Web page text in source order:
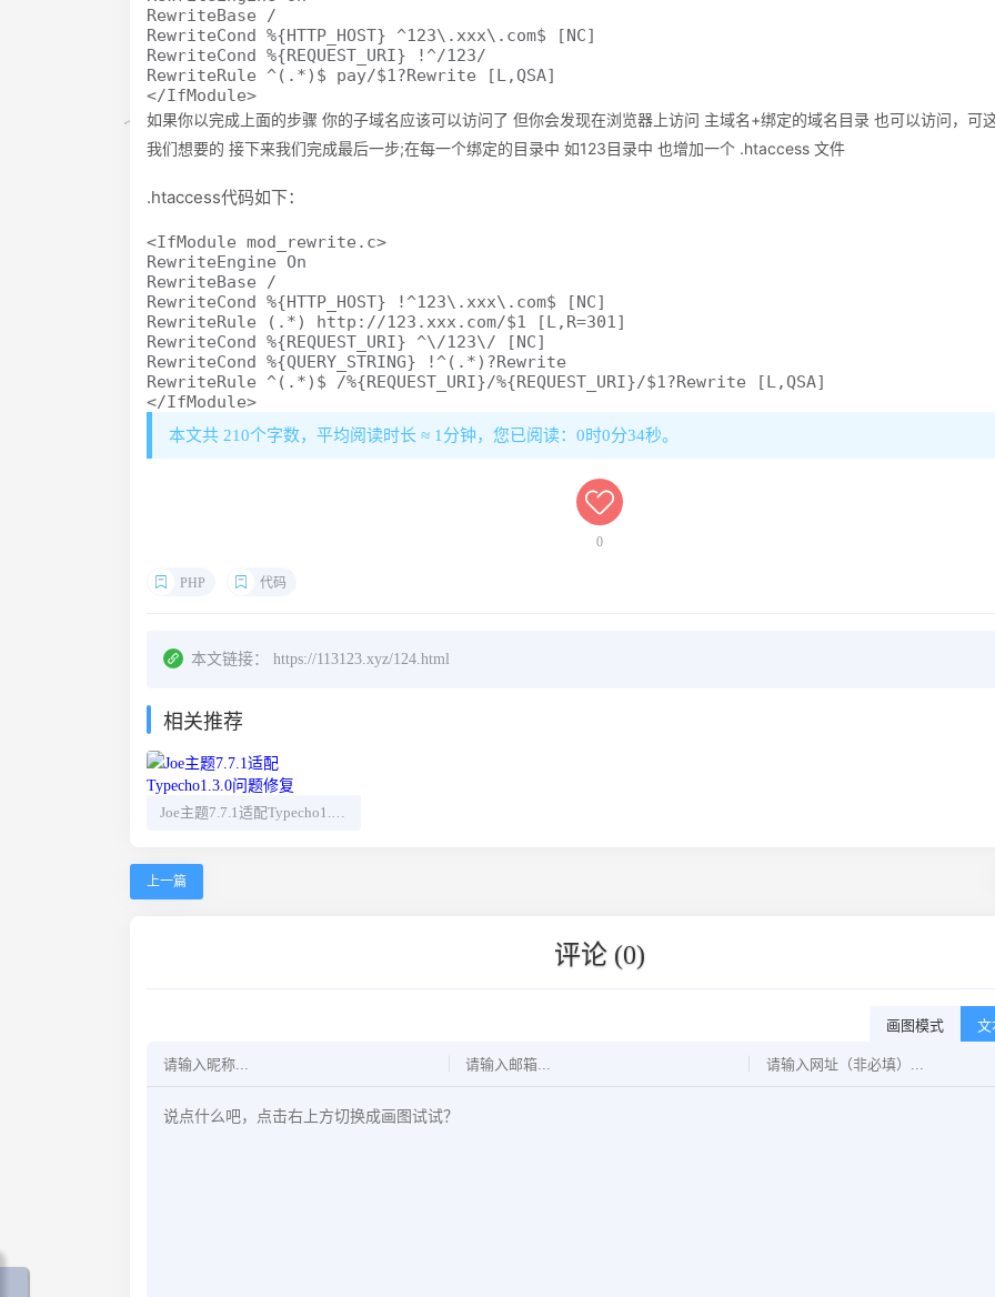
RewriteBase /
RewriteCond %{HTTP_HOST} ^123\.xxx\.com$ [NC]
RewriteCond %{REQUEST_URI} !^/123/
RewriteRule ^(.*)$ pay/$1?Rewrite [L,QSA]
</IfModule>
如果你以完成上面的步骤 你的子域名应该可以访问了 但你会发现在浏览器上访问 主域名+绑定的域名目录 也可以访问，可
我们想要的 接下来我们完成最后一步;在每一个绑定的目录中 如123目录中 也增加一个 .htaccess 文件
.htaccess代码如下：
<IfModule mod_rewrite.c>
RewriteEngine On
RewriteBase /
RewriteCond %{HTTP_HOST} !^123\.xxx\.com$ [NC]
RewriteRule (.*) http://123.xxx.com/$1 [L,R=301]
RewriteCond %{REQUEST_URI} ^\/123\/ [NC]
RewriteCond %{QUERY_STRING} !^(.*)?Rewrite
RewriteRule ^(.*)$ /%{REQUEST_URI}/%{REQUEST_URI}/$1?Rewrite [L,QSA]
</IfModule>
本文共 210个字数，平均阅读时长 ≈ 1分钟，您已阅读：0时0分34秒。
0
PHP 代码
本文链接： https://113123.xyz/124.html
相关推荐
Joe主题7.7.1适配Typecho1.3.0问题修复
上一篇
评论 (0)
画图模式 文